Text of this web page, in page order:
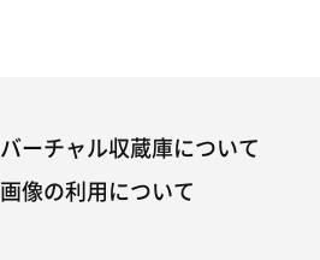
バーチャル収蔵庫について
画像の利用について